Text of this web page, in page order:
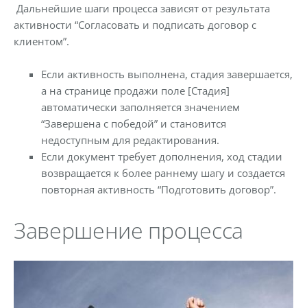
Дальнейшие шаги процесса зависят от результата
активности “Согласовать и подписать договор с
клиентом”.
Если активность выполнена, стадия завершается,
а на странице продажи поле [Стадия]
автоматически заполняется значением
“Завершена с победой” и становится
недоступным для редактирования.
Если документ требует дополнения, ход стадии
возвращается к более раннему шагу и создается
повторная активность “Подготовить договор”.
Завершение процесса